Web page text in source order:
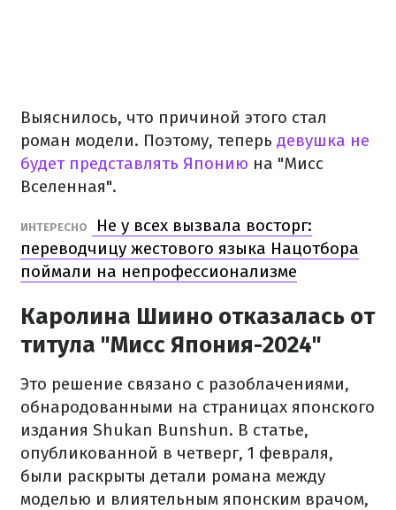
Выяснилось, что причиной этого стал
роман модели. Поэтому, теперь девушка не
будет представлять Японию на "Мисс
Вселенная".
ИНТЕРЕСНО
Не у всех вызвала восторг:
переводчицу жестового языка Нацотбора
поймали на непрофессионализме
Каролина Шиино отказалась от
титула "Мисс Япония-2024"
Это решение связано с разоблачениями,
обнародованными на страницах японского
издания Shukan Bunshun. В статье,
опубликованной в четверг, 1 февраля,
были раскрыты детали романа между
моделью и влиятельным японским врачом,